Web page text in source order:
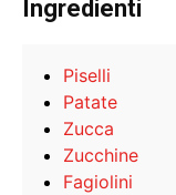
Ingredienti
Piselli
Patate
Zucca
Zucchine
Fagiolini